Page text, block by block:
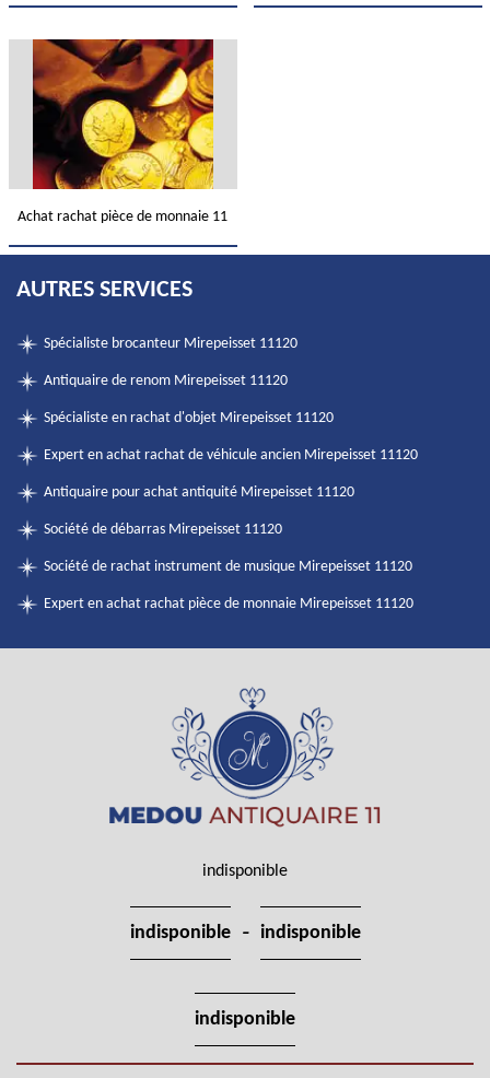
Achat rachat pièce de monnaie 11
AUTRES SERVICES
Spécialiste brocanteur Mirepeisset 11120
Antiquaire de renom Mirepeisset 11120
Spécialiste en rachat d'objet Mirepeisset 11120
Expert en achat rachat de véhicule ancien Mirepeisset 11120
Antiquaire pour achat antiquité Mirepeisset 11120
Société de débarras Mirepeisset 11120
Société de rachat instrument de musique Mirepeisset 11120
Expert en achat rachat pièce de monnaie Mirepeisset 11120
indisponible
indisponible - indisponible
indisponible